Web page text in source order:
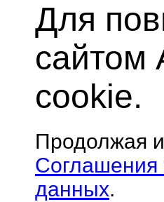
Для
сайтом
cookie.
Продолжая
Соглашения
данных.